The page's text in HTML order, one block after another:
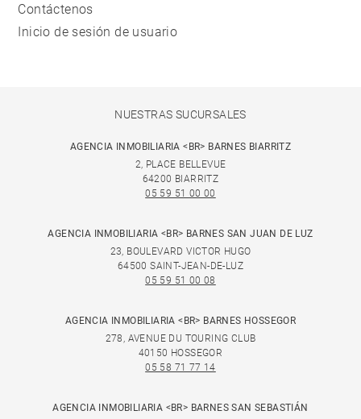
Contáctenos
Inicio de sesión de usuario
NUESTRAS SUCURSALES
AGENCIA INMOBILIARIA <BR> BARNES BIARRITZ
2, PLACE BELLEVUE
64200 BIARRITZ
05 59 51 00 00
AGENCIA INMOBILIARIA <BR> BARNES SAN JUAN DE LUZ
23, BOULEVARD VICTOR HUGO
64500 SAINT-JEAN-DE-LUZ
05 59 51 00 08
AGENCIA INMOBILIARIA <BR> BARNES HOSSEGOR
278, AVENUE DU TOURING CLUB
40150 HOSSEGOR
05 58 71 77 14
AGENCIA INMOBILIARIA <BR> BARNES SAN SEBASTIÁN